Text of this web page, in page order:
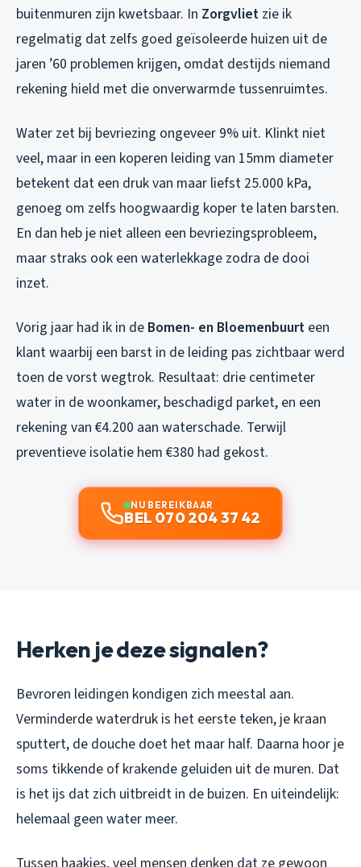
buitenmuren zijn kwetsbaar. In Zorgvliet zie ik
regelmatig dat zelfs goed geïsoleerde huizen uit de
jaren ’60 problemen krijgen, omdat destijds niemand
rekening hield met die onverwarmde tussenruimtes.
Water zet bij bevriezing ongeveer 9% uit. Klinkt niet
veel, maar in een koperen leiding van 15mm diameter
betekent dat een druk van maar liefst 25.000 kPa,
genoeg om zelfs hoogwaardig koper te laten barsten.
En dan heb je niet alleen een bevriezingsprobleem,
maar straks ook een waterlekkage zodra de dooi
inzet.
Vorig jaar had ik in de Bomen- en Bloemenbuurt een
klant waarbij een barst in de leiding pas zichtbaar werd
toen de vorst wegtrok. Resultaat: drie centimeter
water in de woonkamer, beschadigd parket, en een
rekening van €4.200 aan waterschade. Terwijl
preventieve isolatie hem €380 had gekost.
NU BEREIKBAAR
BEL 070 204 37 42
Herken je deze signalen?
Bevroren leidingen kondigen zich meestal aan.
Verminderde waterdruk is het eerste teken, je kraan
sputtert, de douche doet het maar half. Daarna hoor je
soms tikkende of krakende geluiden uit de muren. Dat
is het ijs dat zich uitbreidt in de buizen. En uiteindelijk:
helemaal geen water meer.